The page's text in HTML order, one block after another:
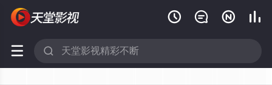
   
 